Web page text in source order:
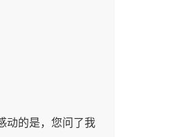
动的是，您问了我